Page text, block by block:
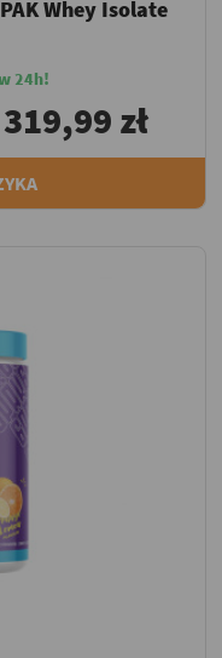
Whey Isolate
24h!
319,99 zł